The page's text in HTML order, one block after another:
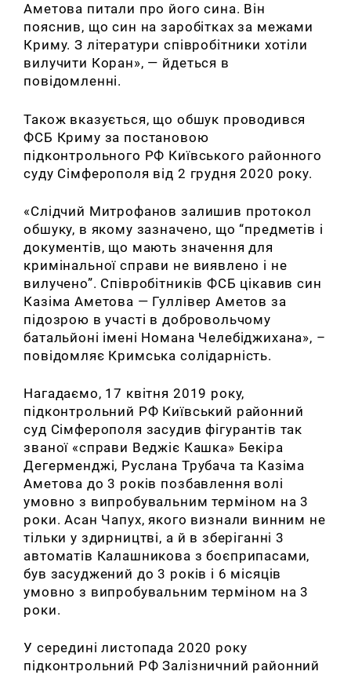
Аметова питали про його сина. Він
пояснив, що син на заробітках за межами
Криму. З літератури співробітники хотіли
вилучити Коран», — йдеться в
повідомленні.
Також вказується, що обшук проводився
ФСБ Криму за постановою
підконтрольного РФ Київського районного
суду Сімферополя від 2 грудня 2020 року.
«Слідчий Митрофанов залишив протокол
обшуку, в якому зазначено, що “предметів і
документів, що мають значення для
кримінальної справи не виявлено і не
вилучено”. Співробітників ФСБ цікавив син
Казіма Аметова — Гуллівер Аметов за
підозрою в участі в добровольчому
батальйоні імені Номана Челебіджихана», –
повідомляє Кримська солідарність.
Нагадаємо, 17 квітня 2019 року,
підконтрольний РФ Київський районний
суд Сімферополя засудив фігурантів так
званої «справи Веджіє Кашка» Бекіра
Дегерменджі, Руслана Трубача та Казіма
Аметова до 3 років позбавлення волі
умовно з випробувальним терміном на 3
роки. Асан Чапух, якого визнали винним не
тільки у здирництві, а й в зберіганні 3
автоматів Калашникова з боєприпасами,
був засуджений до 3 років і 6 місяців
умовно з випробувальним терміном на 3
роки.
У середині листопада 2020 року
підконтрольний РФ Залізничний районний